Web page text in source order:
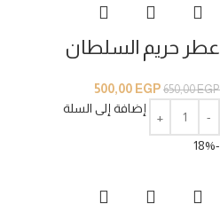
عطر حريم السلطان
650,00EGP
500,00 EGP
إضافة إلى السلة
-18%